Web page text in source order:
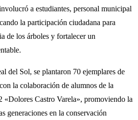
a estudiantes, personal municipal
la participación ciudadana para
de los árboles y fortalecer un
del Sol, se plantaron 70 ejemplares de
la colaboración de alumnos de la
«Dolores Castro Varela», promoviendo la
generaciones en la conservación